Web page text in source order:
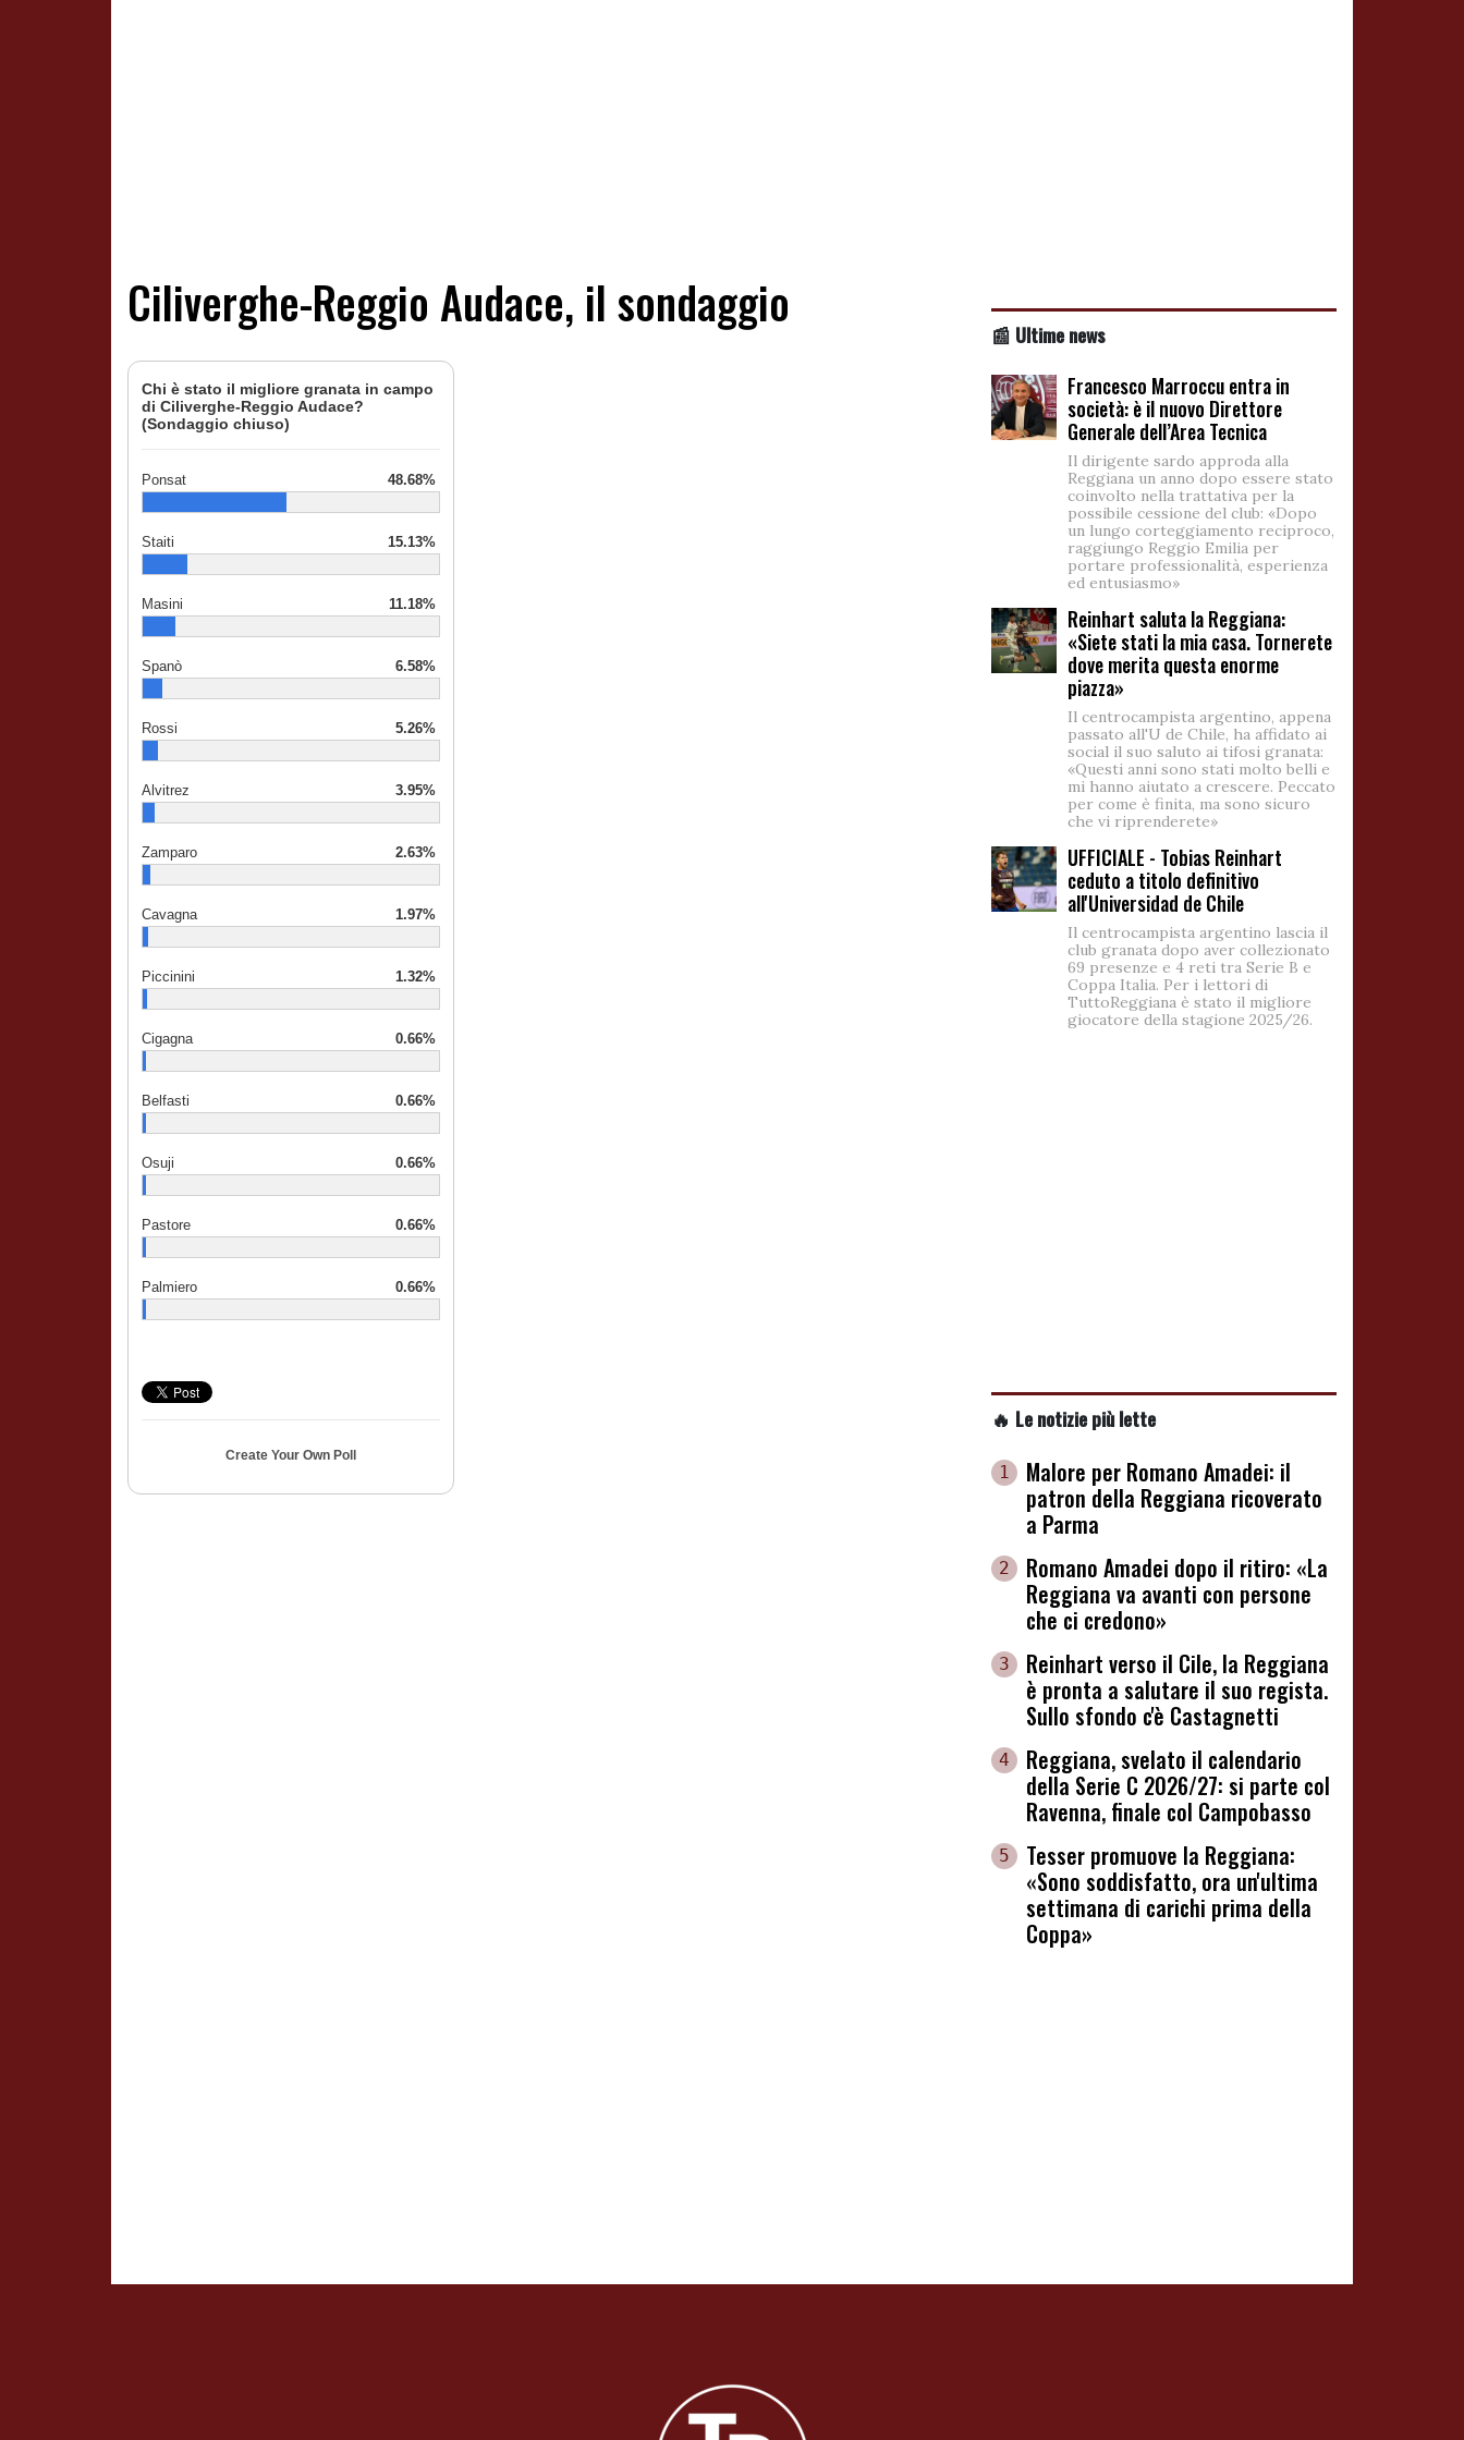
Ciliverghe-Reggio Audace, il sondaggio
Chi è stato il migliore granata in campo
di Ciliverghe-Reggio Audace?
(Sondaggio chiuso)
Ponsat 48.68%
Staiti 15.13%
Masini 11.18%
Spanò 6.58%
Rossi 5.26%
Alvitrez 3.95%
Zamparo 2.63%
Cavagna 1.97%
Piccinini 1.32%
Cigagna 0.66%
Belfasti 0.66%
Osuji 0.66%
Pastore 0.66%
Palmiero 0.66%
Create Your Own Poll
📰 Ultime news
Francesco Marroccu entra in
società: è il nuovo Direttore
Generale dell’Area Tecnica
Il dirigente sardo approda alla
Reggiana un anno dopo essere stato
coinvolto nella trattativa per la
possibile cessione del club: «Dopo
un lungo corteggiamento reciproco,
raggiungo Reggio Emilia per
portare professionalità, esperienza
ed entusiasmo»
Reinhart saluta la Reggiana:
«Siete stati la mia casa. Tornerete
dove merita questa enorme
piazza»
Il centrocampista argentino, appena
passato all'U de Chile, ha affidato ai
social il suo saluto ai tifosi granata:
«Questi anni sono stati molto belli e
mi hanno aiutato a crescere. Peccato
per come è finita, ma sono sicuro
che vi riprenderete»
UFFICIALE - Tobias Reinhart
ceduto a titolo definitivo
all'Universidad de Chile
Il centrocampista argentino lascia il
club granata dopo aver collezionato
69 presenze e 4 reti tra Serie B e
Coppa Italia. Per i lettori di
TuttoReggiana è stato il migliore
giocatore della stagione 2025/26.
🔥 Le notizie più lette
1
Malore per Romano Amadei: il
patron della Reggiana ricoverato
a Parma
2
Romano Amadei dopo il ritiro: «La
Reggiana va avanti con persone
che ci credono»
3
Reinhart verso il Cile, la Reggiana
è pronta a salutare il suo regista.
Sullo sfondo c'è Castagnetti
4
Reggiana, svelato il calendario
della Serie C 2026/27: si parte col
Ravenna, finale col Campobasso
5
Tesser promuove la Reggiana:
«Sono soddisfatto, ora un'ultima
settimana di carichi prima della
Coppa»